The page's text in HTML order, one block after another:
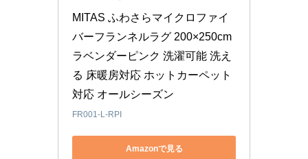
MITAS ふわさらマイクロファイ
バーフランネルラグ 200×250cm
ラベンダーピンク 洗濯可能 洗え
る 床暖房対応 ホットカーペット
対応 オールシーズン
FR001-L-RPI
Amazonで見る